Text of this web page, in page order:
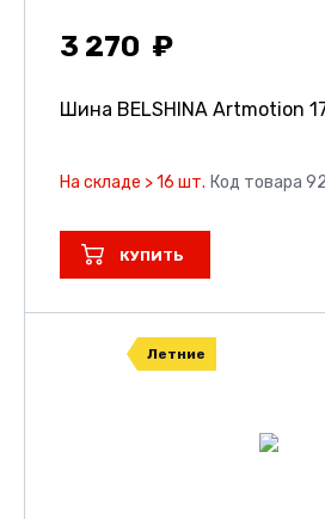
3 270
Шина BELSHINA Artmotion
На складе > 16 шт. Код товара
КУПИТЬ
Летние